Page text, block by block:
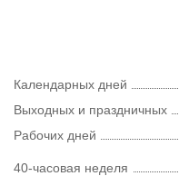
Календарных дней
Выходных и праздничных
Рабочих дней
40-часовая неделя